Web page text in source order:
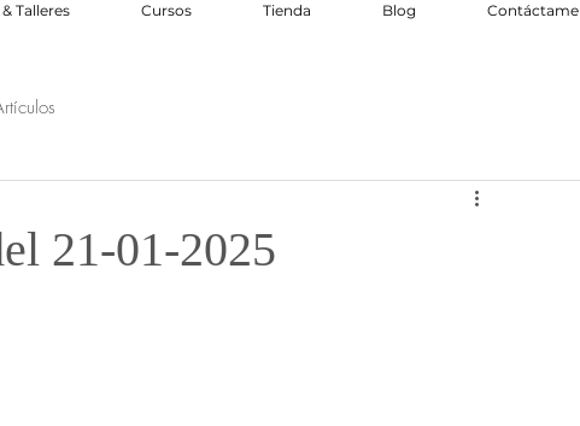
Talleres Cursos Tienda Blog Contáctame
21-01-2025